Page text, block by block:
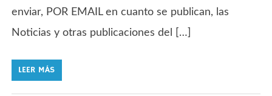
enviar, POR EMAIL en cuanto se publican, las
Noticias y otras publicaciones del […]
LEER MÁS